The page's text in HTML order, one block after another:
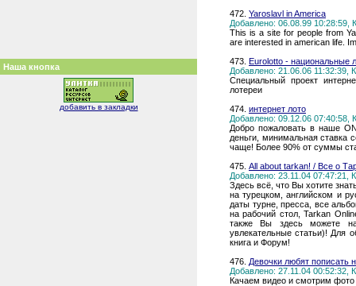
Наша кнопка
добавить в закладки
472. Yaroslavl in America
Добавлено: 06.08.99 10:28:59,
This is a site for people from
are interested in american life.
473. Eurolotto - национальные
Добавлено: 21.06.06 11:32:39,
Специальный проект
лотереи
474. интернет лото
Добавлено: 09.12.06 07:40:58,
Добро пожаловать в наше
деньги, минимальная ставка
чаще! Более 90% от суммы
475. All about tarkan! / Все о
Добавлено: 23.11.04 07:47:21,
Здесь всё, что Вы хотите
на турецком, английском и
даты турне, пресса, все
на рабочий стол, Tarkan
также Вы здесь можете
увлекательные статьи)! Для
книга и Форум!
476. Девочки любят пописать
Добавлено: 27.11.04 00:52:32,
Качаем видео и смотрим фото